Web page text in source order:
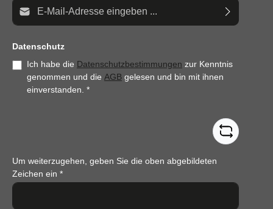
E-Mail-Adresse*
Datenschutz
Ich habe die Datenschutzbestimmungen zur Kenntnis
genommen und die AGB gelesen und bin mit ihnen
einverstanden. *
Um weiterzugehen, geben Sie die oben abgebildeten
Zeichen ein *